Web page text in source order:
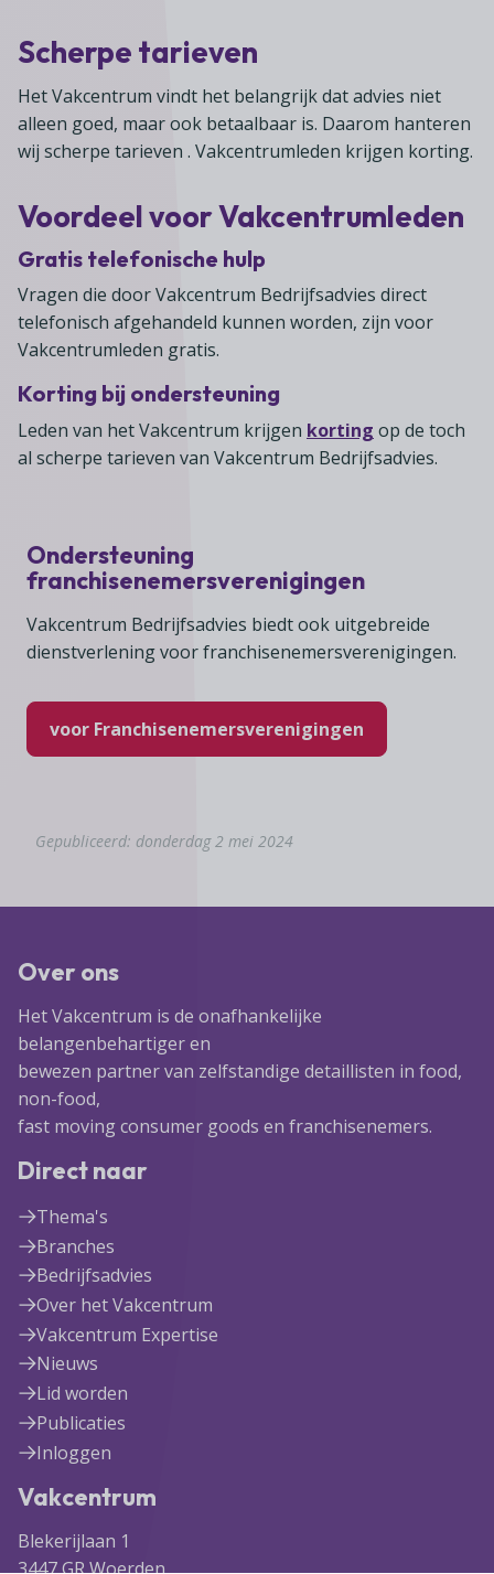
Scherpe tarieven
Het Vakcentrum vindt het belangrijk dat advies niet
alleen goed, maar ook betaalbaar is. Daarom hanteren
wij scherpe tarieven . Vakcentrumleden krijgen korting.
Voordeel voor Vakcentrumleden
Gratis telefonische hulp
Vragen die door Vakcentrum Bedrijfsadvies direct
telefonisch afgehandeld kunnen worden, zijn voor
Vakcentrumleden gratis.
Korting bij ondersteuning
Leden van het Vakcentrum krijgen korting op de toch
al scherpe tarieven van Vakcentrum Bedrijfsadvies.
Ondersteuning
franchisenemersverenigingen
Vakcentrum Bedrijfsadvies biedt ook uitgebreide
dienstverlening voor franchisenemersverenigingen.
voor Franchisenemersverenigingen
Gepubliceerd: donderdag 2 mei 2024
Over ons
Het Vakcentrum is de onafhankelijke
belangenbehartiger en
bewezen partner van zelfstandige detaillisten in food,
non-food,
fast moving consumer goods en franchisenemers.
Direct naar
Thema's
Branches
Bedrijfsadvies
Over het Vakcentrum
Vakcentrum Expertise
Nieuws
Lid worden
Publicaties
Inloggen
Vakcentrum
Blekerijlaan 1
3447 GR Woerden